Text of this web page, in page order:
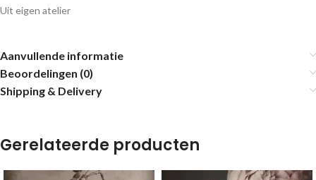
Uit eigen atelier
Aanvullende informatie
Beoordelingen (0)
Shipping & Delivery
Gerelateerde producten